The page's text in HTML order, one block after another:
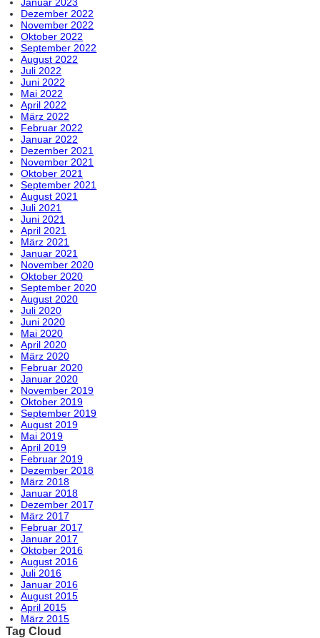
Dezember 2022
November 2022
Oktober 2022
September 2022
August 2022
Juli 2022
Juni 2022
Mai 2022
April 2022
März 2022
Februar 2022
Januar 2022
Dezember 2021
November 2021
Oktober 2021
September 2021
August 2021
Juli 2021
Juni 2021
April 2021
März 2021
Januar 2021
November 2020
Oktober 2020
September 2020
August 2020
Juli 2020
Juni 2020
Mai 2020
April 2020
März 2020
Februar 2020
Januar 2020
November 2019
Oktober 2019
September 2019
August 2019
Mai 2019
April 2019
Februar 2019
Dezember 2018
März 2018
Januar 2018
Dezember 2017
März 2017
Februar 2017
Januar 2017
Oktober 2016
August 2016
Juli 2016
Januar 2016
August 2015
April 2015
März 2015
Tag Cloud